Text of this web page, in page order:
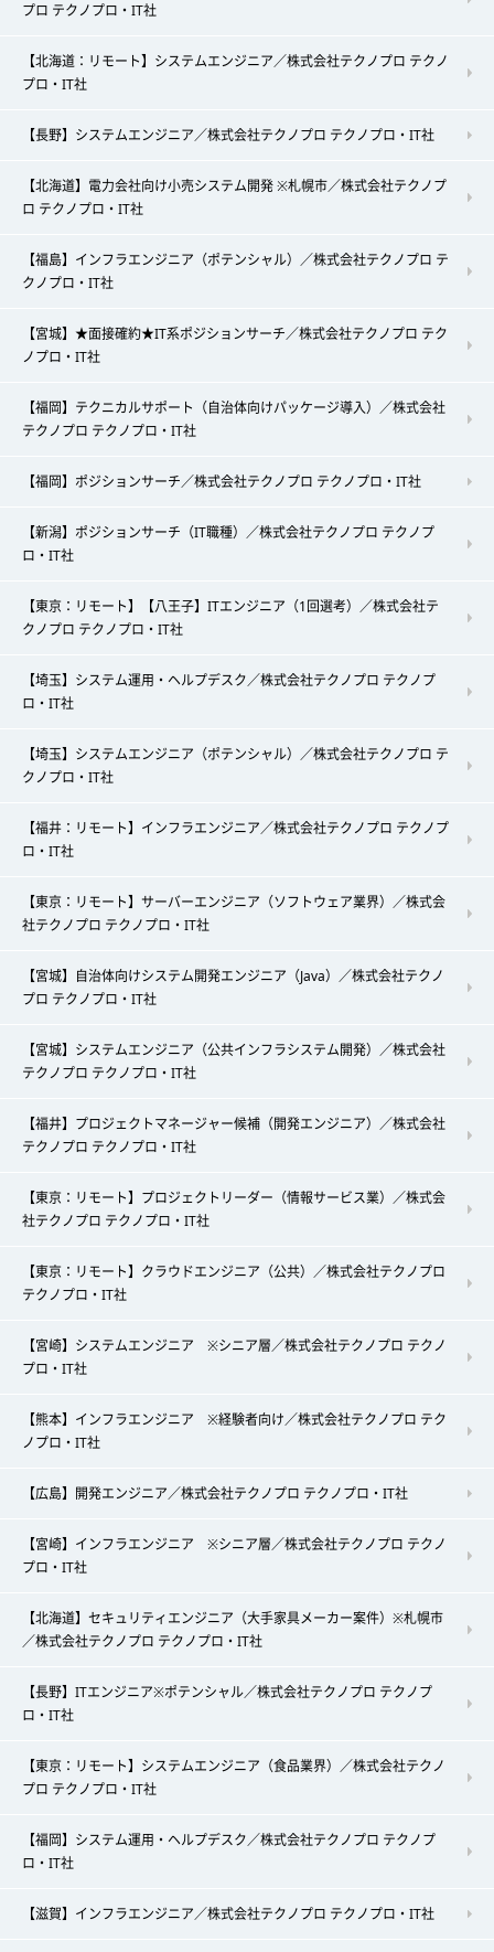
プロ テクノプロ・IT社
【北海道：リモート】システムエンジニア／株式会社テクノプロ テクノ
プロ・IT社
【長野】システムエンジニア／株式会社テクノプロ テクノプロ・IT社
【北海道】電力会社向け小売システム開発 ※札幌市／株式会社テクノプ
ロ テクノプロ・IT社
【福島】インフラエンジニア（ポテンシャル）／株式会社テクノプロ テ
クノプロ・IT社
【宮城】★面接確約★IT系ポジションサーチ／株式会社テクノプロ テク
ノプロ・IT社
【福岡】テクニカルサポート（自治体向けパッケージ導入）／株式会社
テクノプロ テクノプロ・IT社
【福岡】ポジションサーチ／株式会社テクノプロ テクノプロ・IT社
【新潟】ポジションサーチ（IT職種）／株式会社テクノプロ テクノプ
ロ・IT社
【東京：リモート】【八王子】ITエンジニア（1回選考）／株式会社テ
クノプロ テクノプロ・IT社
【埼玉】システム運用・ヘルプデスク／株式会社テクノプロ テクノプ
ロ・IT社
【埼玉】システムエンジニア（ポテンシャル）／株式会社テクノプロ テ
クノプロ・IT社
【福井：リモート】インフラエンジニア／株式会社テクノプロ テクノプ
ロ・IT社
【東京：リモート】サーバーエンジニア（ソフトウェア業界）／株式会
社テクノプロ テクノプロ・IT社
【宮城】自治体向けシステム開発エンジニア（Java）／株式会社テクノ
プロ テクノプロ・IT社
【宮城】システムエンジニア（公共インフラシステム開発）／株式会社
テクノプロ テクノプロ・IT社
【福井】プロジェクトマネージャー候補（開発エンジニア）／株式会社
テクノプロ テクノプロ・IT社
【東京：リモート】プロジェクトリーダー（情報サービス業）／株式会
社テクノプロ テクノプロ・IT社
【東京：リモート】クラウドエンジニア（公共）／株式会社テクノプロ
テクノプロ・IT社
【宮崎】システムエンジニア ※シニア層／株式会社テクノプロ テクノ
プロ・IT社
【熊本】インフラエンジニア ※経験者向け／株式会社テクノプロ テク
ノプロ・IT社
【広島】開発エンジニア／株式会社テクノプロ テクノプロ・IT社
【宮崎】インフラエンジニア ※シニア層／株式会社テクノプロ テクノ
プロ・IT社
【北海道】セキュリティエンジニア（大手家具メーカー案件）※札幌市
／株式会社テクノプロ テクノプロ・IT社
【長野】ITエンジニア※ポテンシャル／株式会社テクノプロ テクノプ
ロ・IT社
【東京：リモート】システムエンジニア（食品業界）／株式会社テクノ
プロ テクノプロ・IT社
【福岡】システム運用・ヘルプデスク／株式会社テクノプロ テクノプ
ロ・IT社
【滋賀】インフラエンジニア／株式会社テクノプロ テクノプロ・IT社